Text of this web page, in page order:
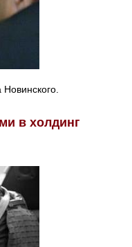
в холдинг